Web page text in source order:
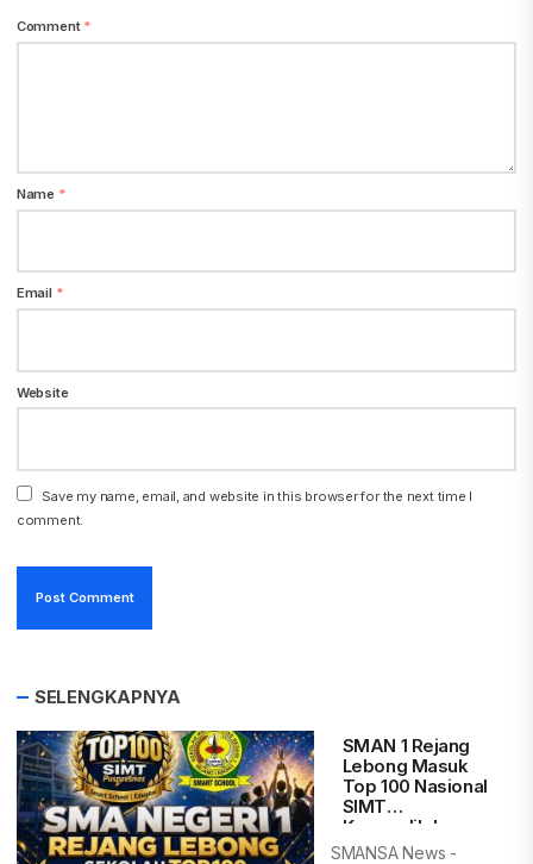
Comment *
Name *
Email *
Website
Save my name, email, and website in this browser for the next time I
comment.
SELENGKAPNYA
SMAN 1 Rejang
Lebong Masuk
Top 100 Nasional
SIMT
Kemendikdasme
n, Peringkat 75
SMANSA News -